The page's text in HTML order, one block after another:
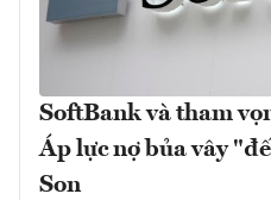
SoftBank và tham
Áp lực nợ bủa vây
Son